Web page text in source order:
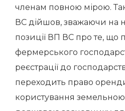
членам повною мірою.
ВС дійшов, зважаючи на
позиції ВП ВС про те, що
фермерського
реєстрації до
переходить право
користування